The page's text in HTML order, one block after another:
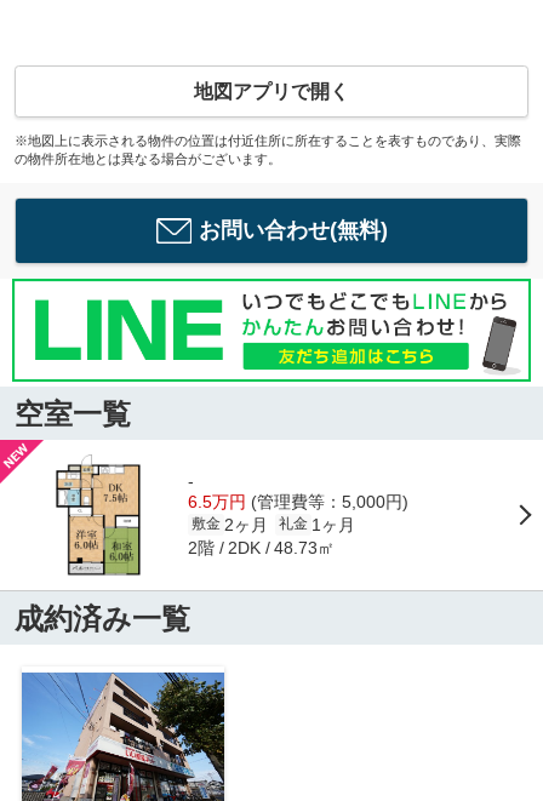
地図アプリで開く
※地図上に表示される物件の位置は付近住所に所在することを表すものであり、実際
の物件所在地とは異なる場合がございます。
お問い合わせ(無料)
空室一覧
-
6.5万円 (管理費等：5,000円)
敷金 2ヶ月 礼金 1ヶ月
2階 2DK 48.73㎡
成約済み一覧